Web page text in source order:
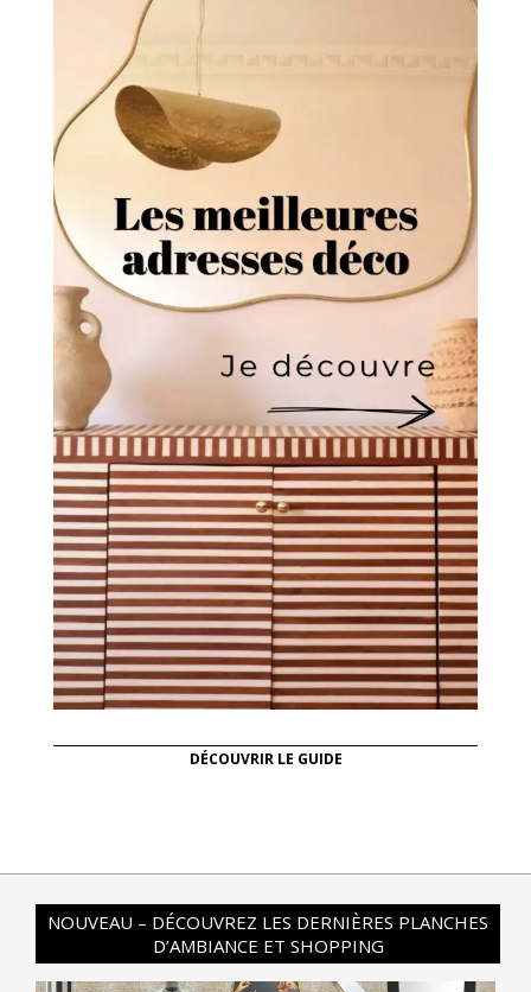
DÉCOUVRIR LE GUIDE
NOUVEAU – DÉCOUVREZ LES DERNIÈRES PLANCHES
D’AMBIANCE ET SHOPPING